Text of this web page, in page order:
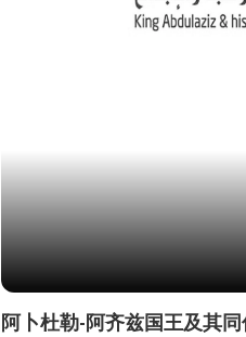
阿卜杜勒-阿齐兹国王及其